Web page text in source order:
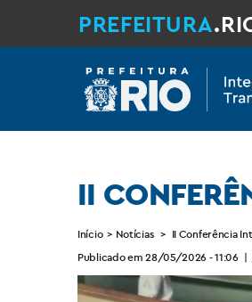
PREFEITURA
II
Início > Notícias > II Conferência
Publicado em 28/05/2026 - 11:06 |